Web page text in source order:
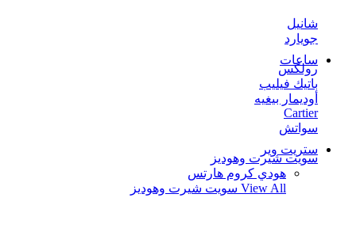
شانيل
جويارد
ساعات
رولكس
باتيك فيليب
أوديمار بيغيه
Cartier
سواتش
ستريت وير
سويت شيرت وهوديز
هودي كروم هارتس
View All سويت شيرت وهوديز